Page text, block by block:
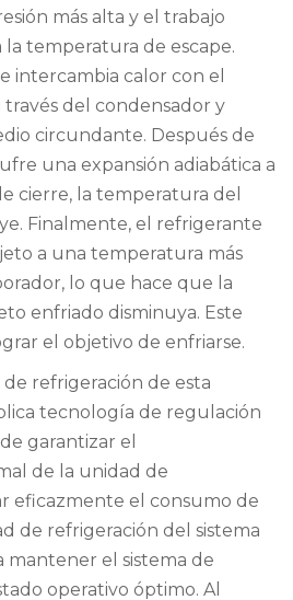
más alta y el trabajo
temperatura de escape.
intercambia calor con el
del condensador y
circundante. Después de
una expansión adiabática a
cierre, la temperatura del
Finalmente, el refrigerante
a una temperatura más
lo que hace que la
enfriado disminuya. Este
el objetivo de enfriarse.
de refrigeración de esta
tecnología de regulación
garantizar el
de la unidad de
eficazmente el consumo de
de refrigeración del sistema
mantener el sistema de
operativo óptimo. Al